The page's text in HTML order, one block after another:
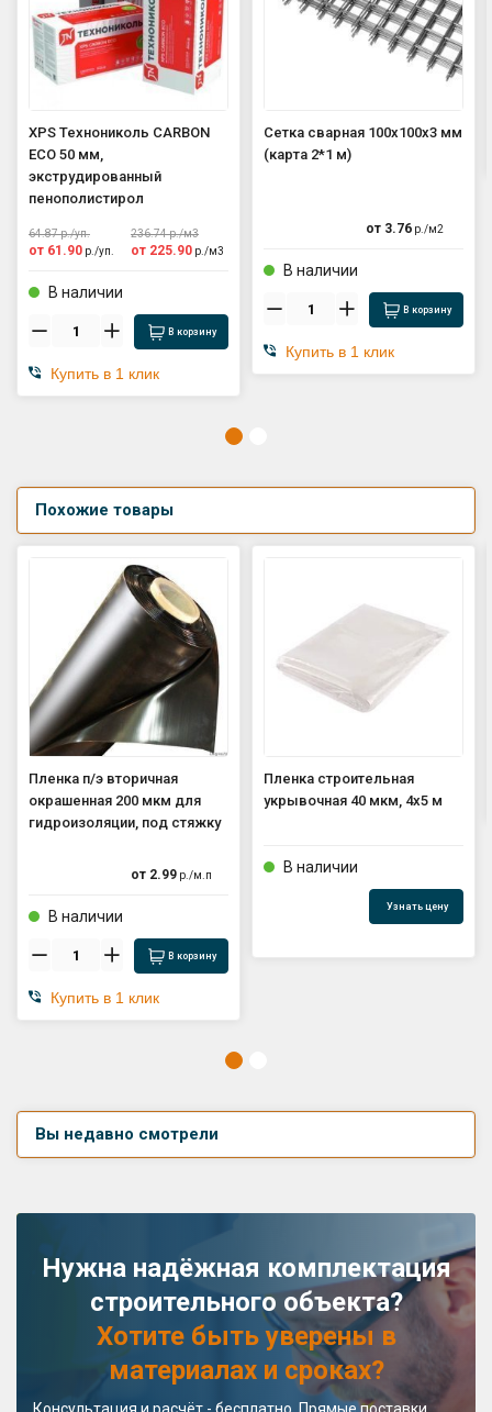
XPS Технониколь CARBON
ECO 50 мм,
экструдированный
пенополистирол
64.87р./уп.
от 61.90 р./уп.
236.74р./м3
от 225.90 р./м3
В наличии
В корзину
Купить в 1 клик
Сетка сварная 100х100х3 мм
(карта 2*1 м)
от 3.76 р./м2
В наличии
В корзину
Купить в 1 клик
Похожие товары
Пленка п/э вторичная
окрашенная 200 мкм для
гидроизоляции, под стяжку
от 2.99 р./м.п
В наличии
В корзину
Купить в 1 клик
Пленка строительная
укрывочная 40 мкм, 4х5 м
В наличии
Узнать цену
Вы недавно смотрели
Нужна надёжная комплектация
строительного объекта?
Хотите быть уверены в
материалах и сроках?